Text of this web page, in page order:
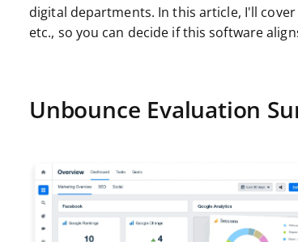
digital departments. In this article, I'll
etc., so you can decide if this software
Unbounce Evaluation